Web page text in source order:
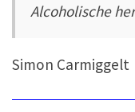
Alcoholische
Simon Carmiggelt